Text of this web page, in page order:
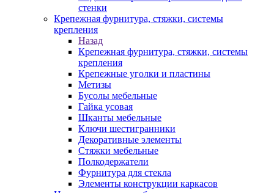
стенки
Крепежная фурнитура, стяжки, системы
крепления
Назад
Крепежная фурнитура, стяжки, системы
крепления
Крепежные уголки и пластины
Метизы
Бусолы мебельные
Гайка усовая
Шканты мебельные
Ключи шестигранники
Декоративные элементы
Стяжки мебельные
Полкодержатели
Фурнитура для стекла
Элементы конструкции каркасов